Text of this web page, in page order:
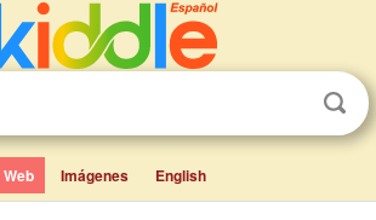
Web Imágenes English